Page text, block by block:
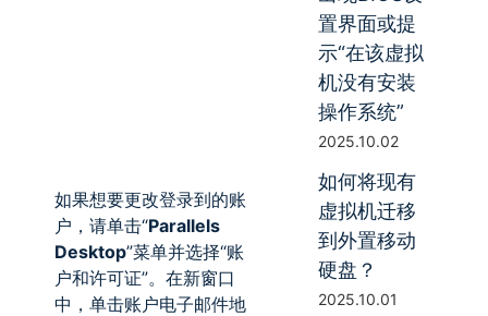
如果想要更改登录到的账
户，请单击“Parallels
Desktop”菜单并选择“账
户和许可证”。在新窗口
中，单击账户电子邮件地
置界面或提
示“在该虚拟
机没有安装
操作系统”
2025.10.02
如何将现有
虚拟机迁移
到外置移动
硬盘？
2025.10.01